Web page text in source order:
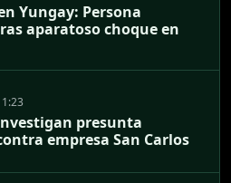
Yungay: Persona
aparatoso choque en
presunta
empresa San Carlos